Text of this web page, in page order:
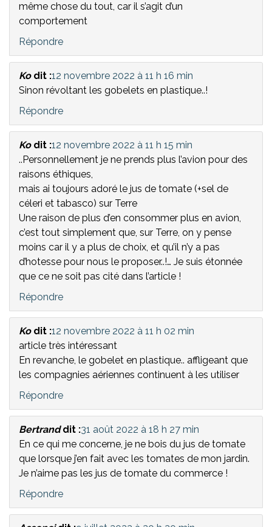
même chose du tout, car il s’agit d’un
comportement
Répondre
Ko dit :12 novembre 2022 à 11 h 16 min
Sinon révoltant les gobelets en plastique..!
Répondre
Ko dit :12 novembre 2022 à 11 h 15 min
..Personnellement je ne prends plus l’avion pour des
raisons éthiques,
mais ai toujours adoré le jus de tomate (+sel de
céleri et tabasco) sur Terre
Une raison de plus d’en consommer plus en avion,
c’est tout simplement que, sur Terre, on y pense
moins car il y a plus de choix, et qu’il n’y a pas
d’hotesse pour nous le proposer..!… Je suis étonnée
que ce ne soit pas cité dans l’article !
Répondre
Ko dit :12 novembre 2022 à 11 h 02 min
article très intéressant
En revanche, le gobelet en plastique.. affligeant que
les compagnies aériennes continuent à les utiliser
Répondre
Bertrand dit :31 août 2022 à 18 h 27 min
En ce qui me concerne, je ne bois du jus de tomate
que lorsque j’en fait avec les tomates de mon jardin.
Je n’aime pas les jus de tomate du commerce !
Répondre